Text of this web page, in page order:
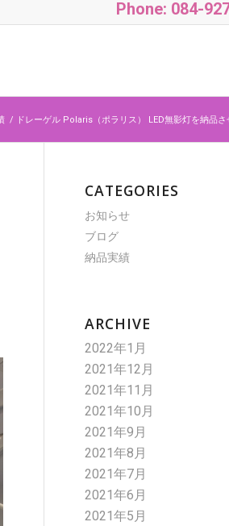
Phone: 084-
/ ドレーゲル Polaris（ポラリス） LED無影灯を納品
CATEGORIES
お知らせ
ブログ
納品実績
ARCHIVE
2022年1月
2021年12月
2021年11月
2021年10月
2021年9月
2021年8月
2021年7月
2021年6月
2021年5月